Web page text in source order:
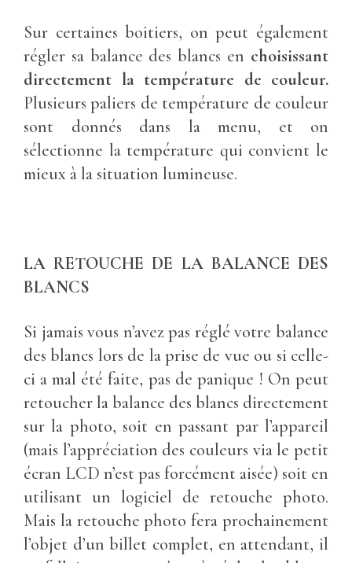
Sur certaines boitiers, on peut également
régler sa balance des blancs en choisissant
directement la température de couleur.
Plusieurs paliers de température de couleur
sont donnés dans la menu, et on
sélectionne la température qui convient le
mieux à la situation lumineuse.
LA RETOUCHE DE LA BALANCE DES
BLANCS
Si jamais vous n’avez pas réglé votre balance
des blancs lors de la prise de vue ou si celle-
ci a mal été faite, pas de panique ! On peut
retoucher la balance des blancs directement
sur la photo, soit en passant par l’appareil
(mais l’appréciation des couleurs via le petit
écran LCD n’est pas forcément aisée) soit en
utilisant un logiciel de retouche photo.
Mais la retouche photo fera prochainement
l’objet d’un billet complet, en attendant, il